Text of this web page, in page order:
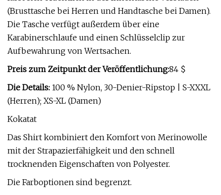
(Brusttasche bei Herren und Handtasche bei Damen).
Die Tasche verfügt außerdem über eine
Karabinerschlaufe und einen Schlüsselclip zur
Aufbewahrung von Wertsachen.
Preis zum Zeitpunkt der Veröffentlichung:84 $
Die Details: 100 % Nylon, 30-Denier-Ripstop | S-XXXL
(Herren); XS-XL (Damen)
Kokatat
Das Shirt kombiniert den Komfort von Merinowolle
mit der Strapazierfähigkeit und den schnell
trocknenden Eigenschaften von Polyester.
Die Farboptionen sind begrenzt.